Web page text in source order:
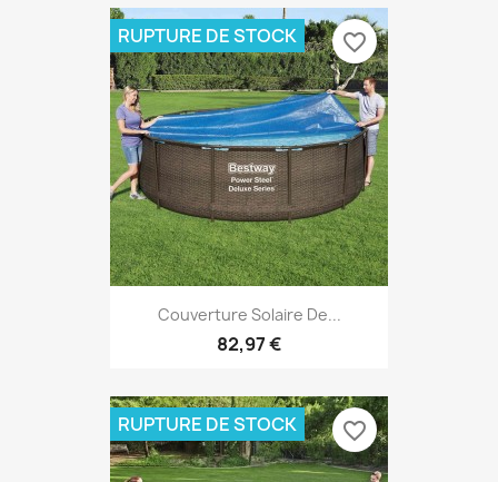
Couverture Solaire De...
82,97 €
RUPTURE DE STOCK favorite_border
RUPTURE DE STOCK favorite_border